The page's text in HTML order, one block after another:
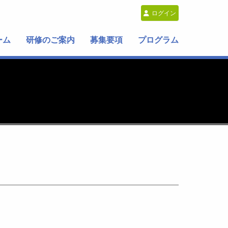
ログイン
ム 研修のご案内 募集要項 プログラム